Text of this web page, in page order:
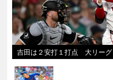
吉田は２安打１打点 大リーグ